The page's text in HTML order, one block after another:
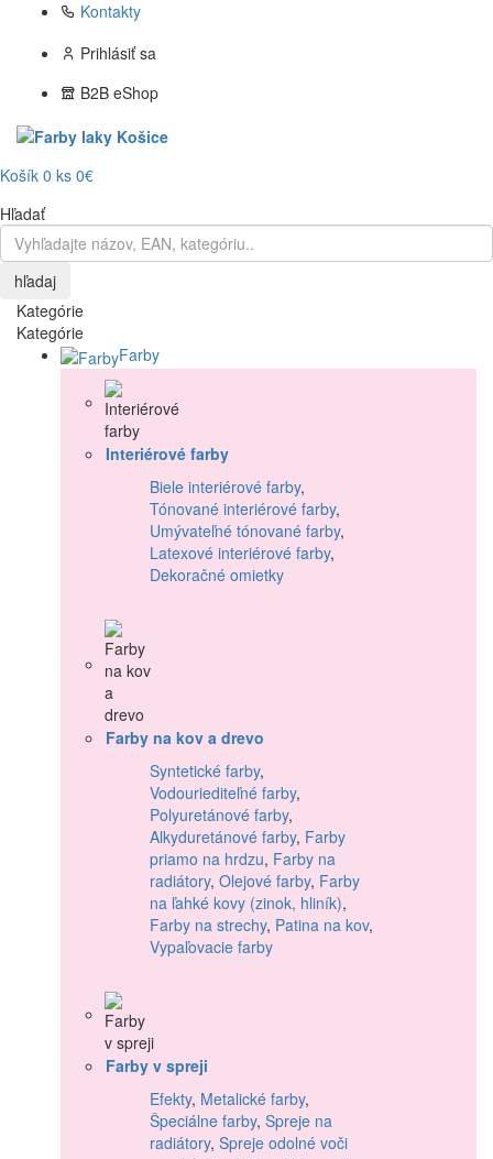
Kontakty
Prihlásiť sa
B2B eShop
Košík 0 ks 0€
Hľadať
hľadaj
Kategórie
Kategórie
Farby
Interiérové farby
Biele interiérové farby,
Tónované interiérové farby,
Umývateľné tónované farby,
Latexové interiérové farby,
Dekoračné omietky
Farby na kov a drevo
Syntetické farby,
Vodouriediteľné farby,
Polyuretánové farby,
Alkyduretánové farby, Farby
priamo na hrdzu, Farby na
radiátory, Olejové farby, Farby
na ľahké kovy (zinok, hliník),
Farby na strechy, Patina na kov,
Vypaľovacie farby
Farby v spreji
Efekty, Metalické farby,
Špeciálne farby, Spreje na
radiátory, Spreje odolné voči